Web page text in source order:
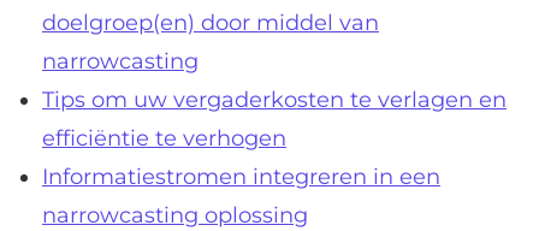
doelgroep(en) door middel van
narrowcasting
Tips om uw vergaderkosten te verlagen en
efficiëntie te verhogen
Informatiestromen integreren in een
narrowcasting oplossing